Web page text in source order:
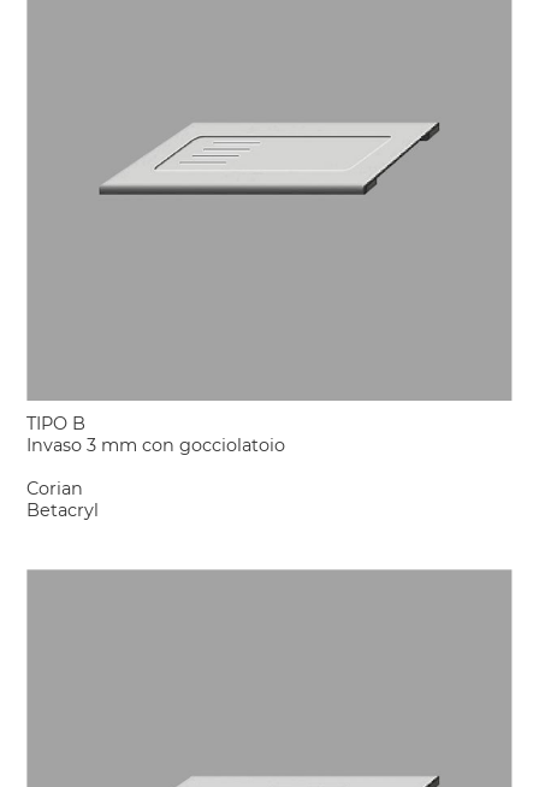
TIPO B
Invaso 3 mm con gocciolatoio
Corian
Betacryl